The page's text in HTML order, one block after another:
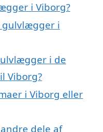
i Viborg?
gulvlægger i
i de
Viborg?
i Viborg eller
dele af